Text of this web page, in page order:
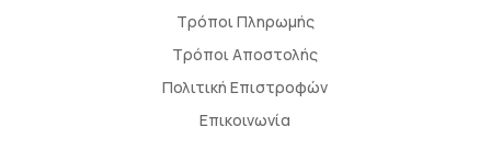
Τρόποι Πληρωμής
Τρόποι Αποστολής
Πολιτική Επιστροφών
Επικοινωνία